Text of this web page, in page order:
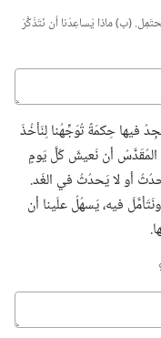
(‏ب)‏ ماذا يُساعِدُنا أن نَتَذَكَّرَ
فيها حِكمَةً تُوَجِّهُنا لِنَأخُذَ
المُقَدَّسُ أن نَعيشَ كُلَّ يَومٍ
أو لا يَحدُثُ في الغَد.‏
فيه،‏ يَسهُلُ علَينا أن